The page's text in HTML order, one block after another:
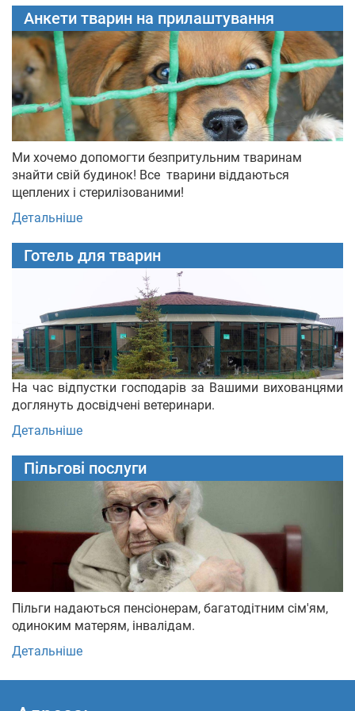
Анкети тварин на прилаштування
Ми хочемо допомогти безпритульним тваринам
знайти свій будинок! Все тварини віддаються
щеплених і стерилізованими!
Детальніше
Готель для тварин
На час відпустки господарів за Вашими вихованцями
доглянуть досвідчені ветеринари.
Детальніше
Пільгові послуги
Пільги надаються пенсіонерам, багатодітним сім'ям,
одиноким матерям, інвалідам.
Детальніше